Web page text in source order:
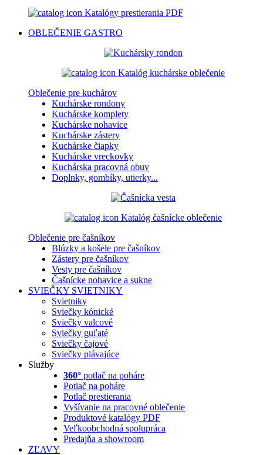
Katalógy prestierania PDF
OBLEČENIE GASTRO
Katalóg kuchárske oblečenie
Oblečenie pre kuchárov
Kuchárske rondony
Kuchárske komplety
Kuchárske nohavice
Kuchárske zástery
Kuchárske čiapky
Kuchárske vreckovky
Kuchárska pracovná obuv
Doplnky, gombíky, utierky...
Katalóg čašnícke oblečenie
Oblečenie pre čašníkov
Blúzky a košele pre čašníkov
Zástery pre čašníkov
Vesty pre čašníkov
Čašnícke nohavice a sukne
SVIEČKY SVIETNIKY
Svietniky
Sviečky kónické
Sviečky valcové
Sviečky guľaté
Sviečky čajové
Sviečky plávajúce
Služby
360° potlač na poháre
Potlač na poháre
Potlač prestierania
Vyšívanie na pracovné oblečenie
Produktové katalógy PDF
Veľkoobchodná spolupráca
Predajňa a showroom
ZĽAVY